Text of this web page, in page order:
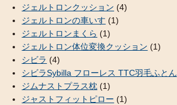
ジェルトロンクッション (4)
ジェルトロンの車いす (1)
ジェルトロンまくら (1)
ジェルトロン体位変換クッション (1)
シビラ (4)
シビラSybilla フローレス TTC羽毛ふとん
ジムナストプラス枕 (1)
ジャストフィットピロー (1)